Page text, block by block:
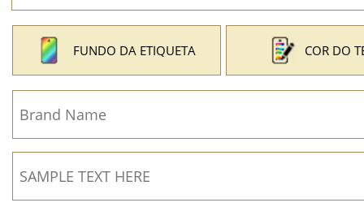
FUNDO DA ETIQUETA COR DO